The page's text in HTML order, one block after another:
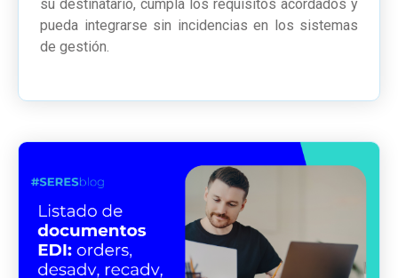
su destinatario, cumpla los requisitos acordados y
pueda integrarse sin incidencias en los sistemas
de gestión.